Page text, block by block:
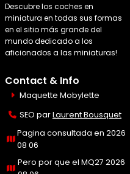
Descubre los coches en
miniatura en todas sus formas
en el sitio más grande del
mundo dedicado a los
aficionados a las miniaturas!
Contact & Info
Maquette Mobylette
SEO parLaurent Bousquet
Pagina consultada en 2026
08 06
Pero por que el MQ27 2026